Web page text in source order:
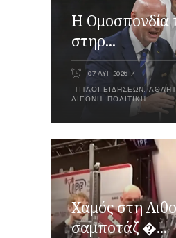
Η Ομοσπονδία
στηρ...
07 ΑΥΓ 2026
ΤΊΤΛΟΙ ΕΙΔΉΣΕΩΝ ,
ΔΙΕΘΝΉ
ΠΟΛΙΤΙΚΉ
Χαμός στη
σαμποτάζ �...